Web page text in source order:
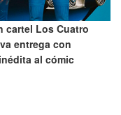
cartel Los Cuatro
entrega con
al cómic